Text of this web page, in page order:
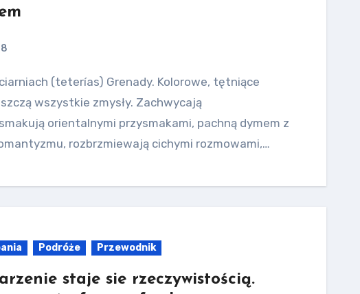
(teterías) Grenady. Kolorowe, tętniące
wszystkie zmysły. Zachwycają
orientalnymi przysmakami, pachną dymem z
rozbrzmiewają cichymi rozmowami,…
Podróże Przewodnik
staje sie rzeczywistością.